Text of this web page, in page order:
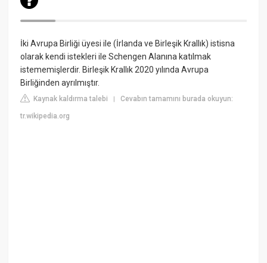
İki Avrupa Birliği üyesi ile (İrlanda ve Birleşik Krallık) istisna
olarak kendi istekleri ile Schengen Alanına katılmak
istememişlerdir. Birleşik Krallık 2020 yılında Avrupa
Birliğinden ayrılmıştır.
Kaynak kaldırma talebi |Cevabın tamamını burada okuyun:
tr.wikipedia.org